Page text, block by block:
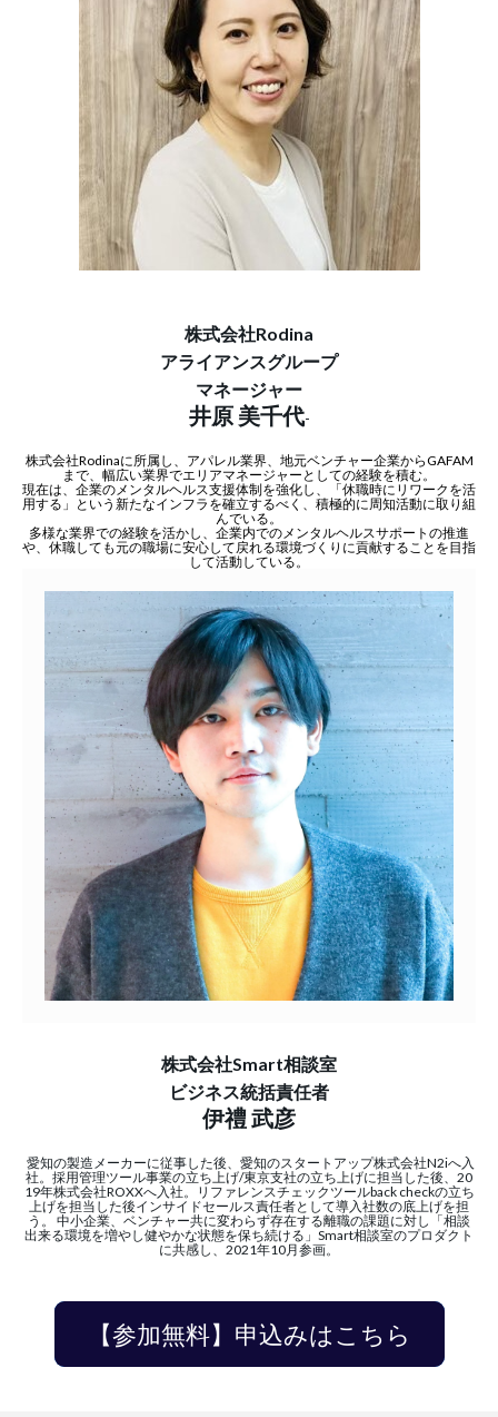
株式会社Rodina
アライアンスグループ
マネージャー
井原 美千代-
株式会社Rodinaに所属し、アパレル業界、地元ベンチャー企業からGAFAM
まで、幅広い業界でエリアマネージャーとしての経験を積む。
現在は、企業のメンタルヘルス支援体制を強化し、「休職時にリワークを活
用する」という新たなインフラを確立するべく、積極的に周知活動に取り組
んでいる。
多様な業界での経験を活かし、企業内でのメンタルヘルスサポートの推進
や、休職しても元の職場に安心して戻れる環境づくりに貢献することを目指
して活動している。
株式会社Smart相談室
ビジネス統括責任者
伊禮 武彦
愛知の製造メーカーに従事した後、愛知のスタートアップ株式会社N2iへ入
社。採用管理ツール事業の立ち上げ/東京支社の立ち上げに担当した後、20
19年株式会社ROXXへ入社。リファレンスチェックツールback checkの立ち
上げを担当した後インサイドセールス責任者として導入社数の底上げを担
う。 中小企業、ベンチャー共に変わらず存在する離職の課題に対し「相談
出来る環境を増やし健やかな状態を保ち続ける」Smart相談室のプロダクト
に共感し、2021年10月参画。
【参加無料】申込みはこちら